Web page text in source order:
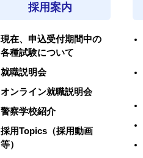
採用案内
現在、申込受付期間中の
各種試験について
就職説明会
オンライン就職説明会
警察学校紹介
採用Topics（採用動画
等）